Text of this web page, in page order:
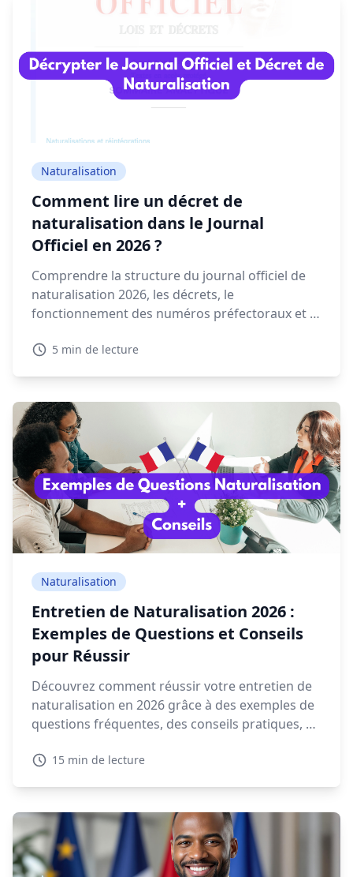
Naturalisation
Comment lire un décret de
naturalisation dans le Journal
Officiel en 2026 ?
Comprendre la structure du journal officiel de
naturalisation 2026, les décrets, le
fonctionnement des numéros préfectoraux et la
essentiel pour retrouver votre décret.
5 min de lecture
Naturalisation
Entretien de Naturalisation 2026 :
Exemples de Questions et Conseils
pour Réussir
Découvrez comment réussir votre entretien de
naturalisation en 2026 grâce à des exemples de
questions fréquentes, des conseils pratiques, et
15 min de lecture